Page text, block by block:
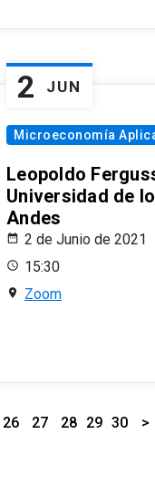
2 JUN
Microeconomía
Leopoldo
Universidad de
Andes
2 de Junio de 2021
15:30
Zoom
26 27 28 29 30 >